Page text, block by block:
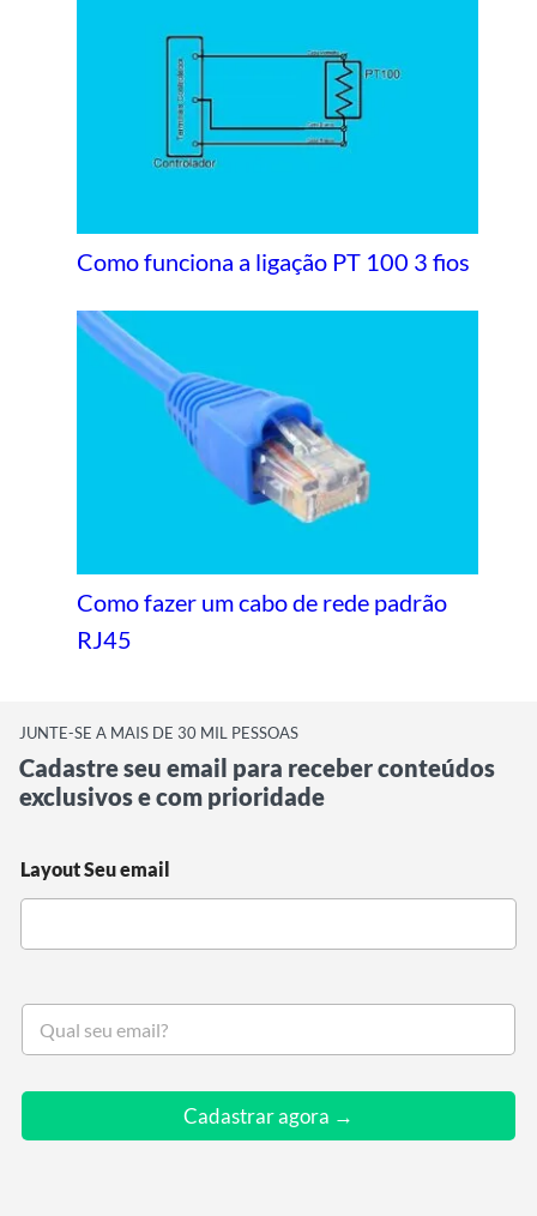
Como funciona a ligação PT 100 3 fios
Como fazer um cabo de rede padrão
RJ45
JUNTE-SE A MAIS DE 30 MIL PESSOAS
Cadastre seu email para receber conteúdos
exclusivos e com prioridade
Layout Seu email
S
u
Cadastrar agora →